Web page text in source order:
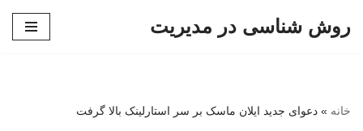
روش شناسی در مدیریت
خانه » دعوای جدید ایلان ماسک بر سر استارلینک بالا گرفت